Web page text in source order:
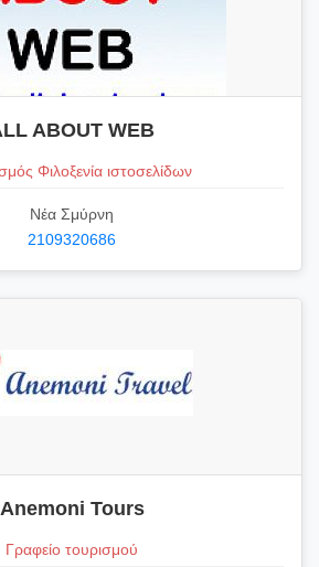
ABOUT WEB
Φιλοξενία ιστοσελίδων
Νέα Σμύρνη
2109320686
Anemoni Tours
Γραφείο τουρισμού